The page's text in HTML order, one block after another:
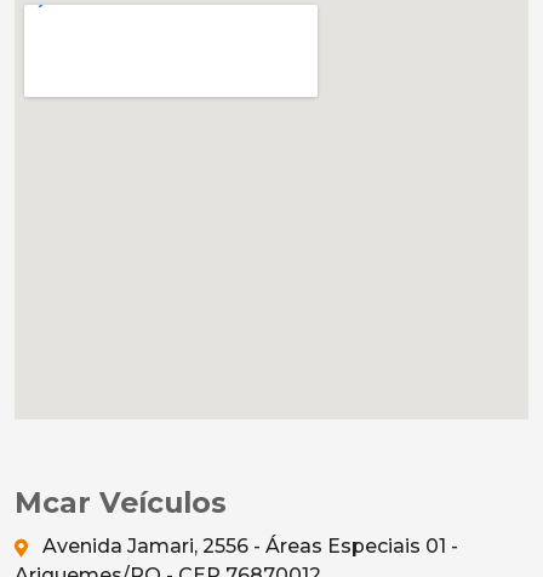
Mcar Veículos
Avenida Jamari, 2556 - Áreas Especiais 01 -